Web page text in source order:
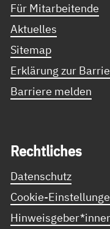
Für Mitarbeitende
Aktuelles
Sitemap
Erklärung zur
Barriere melden
Recht­li­ches
Datenschutz
Cookie-